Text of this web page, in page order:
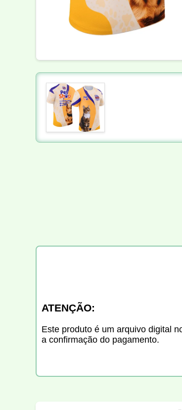
ATENÇÃO:
Este produto é um arquivo digital
a confirmação do pagamento.